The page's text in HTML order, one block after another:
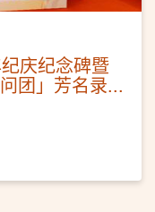
庆纪念碑暨
团」芳名录